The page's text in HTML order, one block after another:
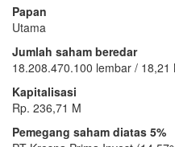
Papan
Utama
Jumlah saham beredar
18.208.470.100 lembar / 18,21
Kapitalisasi
Rp. 236,71 M
Pemegang saham diatas 5%